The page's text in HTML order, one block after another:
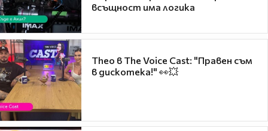
всъщност има логика
Theo в The Voice Cast: "Правен съм
в дискотека!" 👀💥